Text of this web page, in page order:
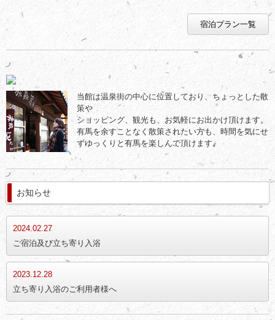
宿泊プラン一覧
当館は温泉街の中心に位置しており、ちょっとした散
策や
ショッピング、観光も、お気軽にお出かけ頂けます。
有馬を余すことなく散策されたい方も、時間を気にせ
ずゆっくりと有馬を楽しんで頂けます。
お知らせ
2024.02.27
ご宿泊及び立ち寄り入浴
2023.12.28
立ち寄り入浴のご利用者様へ